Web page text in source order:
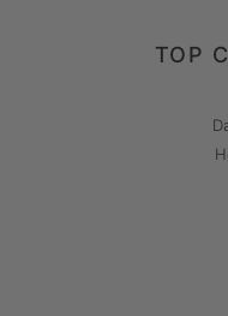
TOP